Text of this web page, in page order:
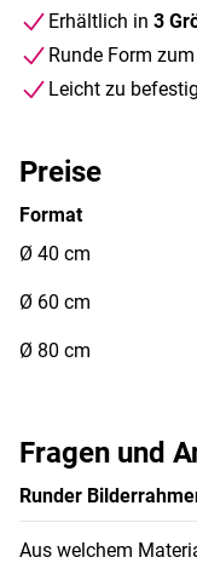
Erhältlich in 3
Runde Form zum
Leicht zu
Fragen und
Runder
Aus welchem
Preise
Format
Ø 40 cm
Ø 60 cm
Ø 80 cm